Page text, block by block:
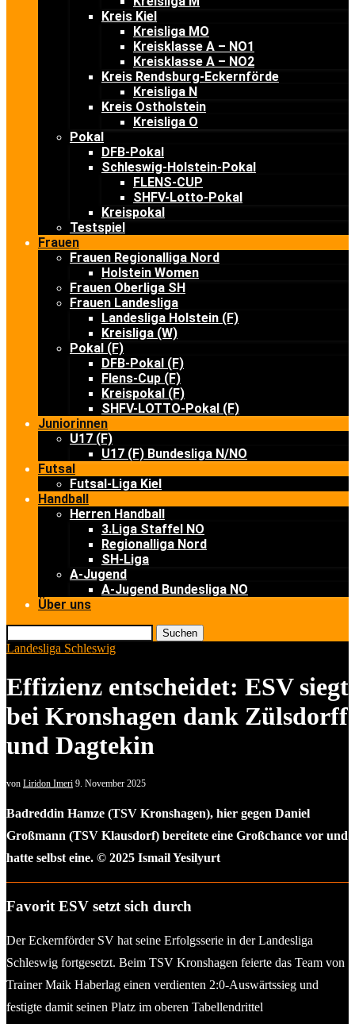
Kreis Kiel
Kreisliga MO
Kreisklasse A – NO1
Kreisklasse A – NO2
Kreis Rendsburg-Eckernförde
Kreisliga N
Kreis Ostholstein
Kreisliga O
Pokal
DFB-Pokal
Schleswig-Holstein-Pokal
FLENS-CUP
SHFV-Lotto-Pokal
Kreispokal
Testspiel
Frauen
Frauen Regionalliga Nord
Holstein Women
Frauen Oberliga SH
Frauen Landesliga
Landesliga Holstein (F)
Kreisliga (W)
Pokal (F)
DFB-Pokal (F)
Flens-Cup (F)
Kreispokal (F)
SHFV-LOTTO-Pokal (F)
Juniorinnen
U17 (F)
U17 (F) Bundesliga N/NO
Futsal
Futsal-Liga Kiel
Handball
Herren Handball
3.Liga Staffel NO
Regionalliga Nord
SH-Liga
A-Jugend
A-Jugend Bundesliga NO
Über uns
Suchen
Landesliga Schleswig
Effizienz entscheidet: ESV siegt
bei Kronshagen dank Zülsdorff
und Dagtekin
von Liridon Imeri 9. November 2025
Badreddin Hamze (TSV Kronshagen), hier gegen Daniel
Großmann (TSV Klausdorf) bereitete eine Großchance vor und
hatte selbst eine. © 2025 Ismail Yesilyurt
Favorit ESV setzt sich durch
Der Eckernförder SV hat seine Erfolgsserie in der Landesliga
Schleswig fortgesetzt. Beim TSV Kronshagen feierte das Team von
Trainer Maik Haberlag einen verdienten 2:0-Auswärtssieg und
festigte damit seinen Platz im oberen Tabellendrittel